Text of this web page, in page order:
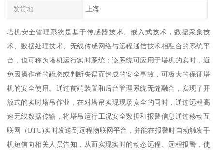
发货地 上海
塔机安全管理系统是基于传感器技术、嵌入式技术，数据采集技
术、数据处理技术、无线传感网络与远程通信技术相融合的系统平
台，也可称为塔机运行实时系统；该系统可应用于塔机的实时，避
免因操作者的疏忽或判断失误而造成的安全事故，可极大的保证塔
机的安全使用。通过前端装置和后台管理系统无缝融合，实现了开
放式的实时塔吊作业，在对塔吊实现现场安全的同时，通过远程高
速无线数据传输，将塔吊运行工况安全数据和报警信息通过移动互
联网（DTU)实时发送到远程物联网平台，并能在报警时自动触发手
机短信向相关人员告知，从而实现实时的动态远程、远程报警，使